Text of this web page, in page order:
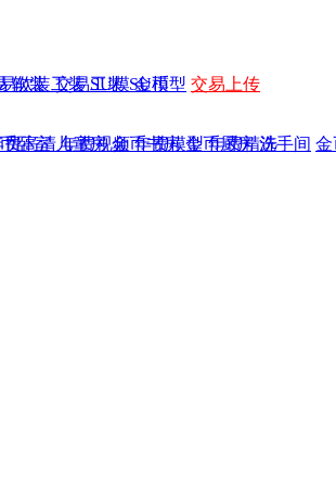
软装 工装 SU模 金币
费高清 年费视频 年费模型 年费精选
软装 交易工装 SU模型 交易上传
卧室 儿童房 金币书房 金币厨房 洗手间 金